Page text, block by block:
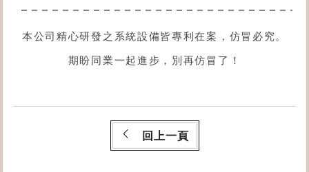
本公司精心研發之系統設備皆專利在案，仿冒必究。
期盼同業一起進步，別再仿冒了！
回上一頁